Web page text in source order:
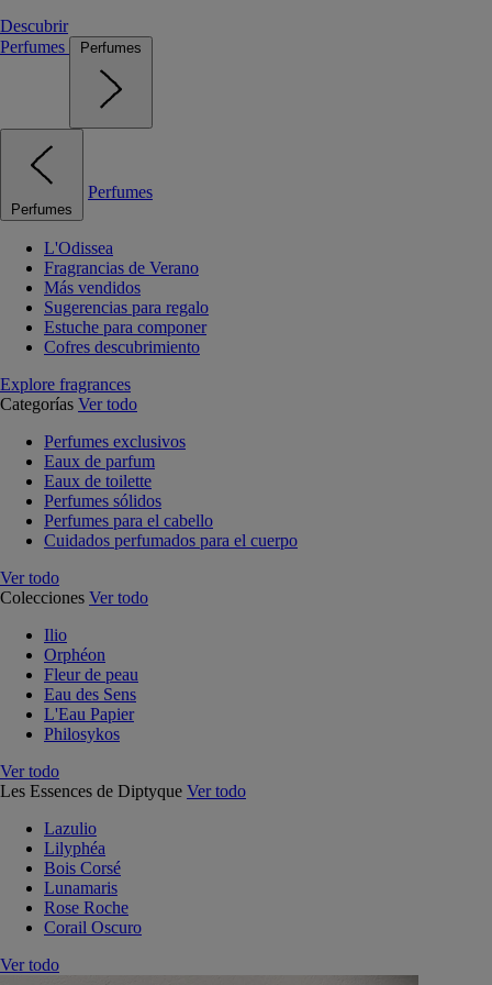
Descubrir
Perfumes
Perfumes
Perfumes
Perfumes
L'Odissea
Fragrancias de Verano
Más vendidos
Sugerencias para regalo
Estuche para componer
Cofres descubrimiento
Explore fragrances
Categorías Ver todo
Perfumes exclusivos
Eaux de parfum
Eaux de toilette
Perfumes sólidos
Perfumes para el cabello
Cuidados perfumados para el cuerpo
Ver todo
Colecciones Ver todo
Ilio
Orphéon
Fleur de peau
Eau des Sens
L'Eau Papier
Philosykos
Ver todo
Les Essences de Diptyque Ver todo
Lazulio
Lilyphéa
Bois Corsé
Lunamaris
Rose Roche
Corail Oscuro
Ver todo